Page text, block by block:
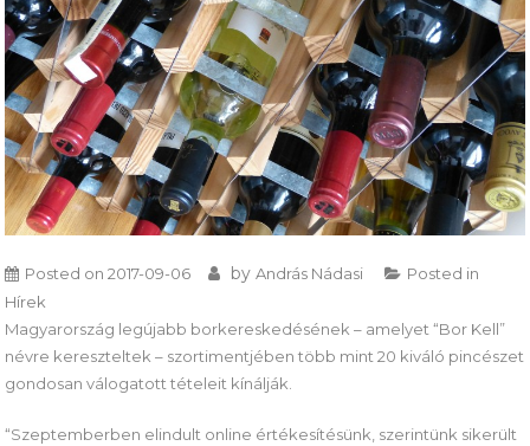
Posted on2017-09-06 byAndrás Nádasi
Posted in
Hírek
Magyarország legújabb borkereskedésének – amelyet “Bor Kell”
névre kereszteltek – szortimentjében több mint 20 kiváló pincészet
gondosan válogatott tételeit kínálják.
“Szeptemberben elindult online értékesítésünk, szerintünk sikerült